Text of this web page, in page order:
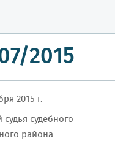
2015
2015 г.
судебного
района